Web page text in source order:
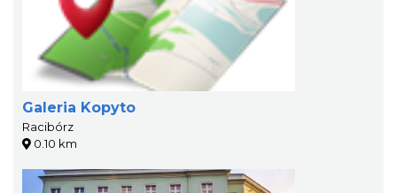
Galeria Kopyto
Racibórz
0.10 km